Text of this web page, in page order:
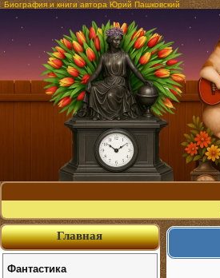
Биография и книги автора Юрий Пашковский
Главная
Фантастика